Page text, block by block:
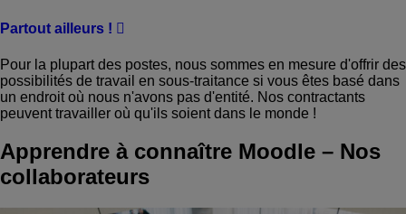
Partout ailleurs !
Pour la plupart des postes, nous sommes en mesure d'offrir des
possibilités de travail en sous-traitance si vous êtes basé dans
un endroit où nous n'avons pas d'entité. Nos contractants
peuvent travailler où qu'ils soient dans le monde !
Apprendre à connaître Moodle – Nos
collaborateurs